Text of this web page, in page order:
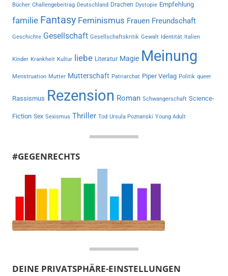
Bücher Challengebeitrag Deutschland Drachen Dystopie Empfehlung
familie Fantasy Feminismus Frauen Freundschaft
Geschichte Gesellschaft Gesellschaftskritik Gewalt Identität Italien
Kinder Krankheit Kultur liebe Literatur Magie Meinung
Menstruation Mutter Mutterschaft Patriarchat Piper Verlag Politik queer
Rassismus Rezension Roman Schwangerschaft Science-
Fiction Sex Sexismus Thriller Tod Ursula Poznanski Young Adult
#GEGENRECHTS
DEINE PRIVATSPHÄRE-EINSTELLUNGEN